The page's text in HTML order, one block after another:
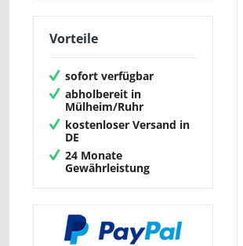
Vorteile
sofort verfügbar
abholbereit in
Mülheim/Ruhr
kostenloser Versand in
DE
24 Monate
Gewährleistung